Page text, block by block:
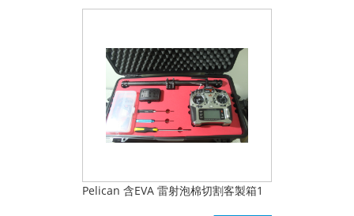
Pelican 含EVA 雷射泡棉切割客製箱1